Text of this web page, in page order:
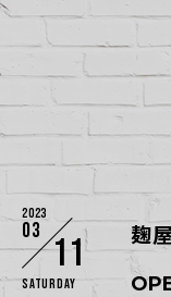
2023
03
11
Saturday
麹